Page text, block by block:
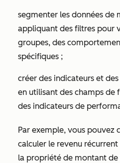
segmenter les données de
appliquant des filtres pour
groupes, des
spécifiques ;
créer des indicateurs et
en utilisant des champs de
des indicateurs de
Par exemple, vous pouvez
calculer le revenu
la propriété de montant de